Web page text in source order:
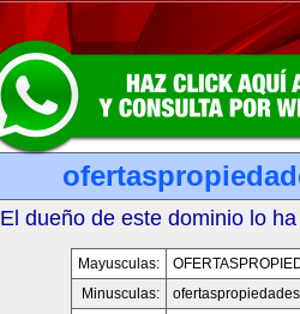
El dueño de este dominio lo
Mayusculas:
Minusculas: